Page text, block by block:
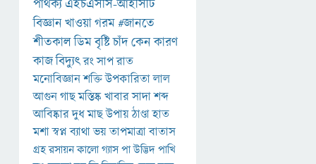
পার্থক্য এইচএসসি-আইসিটি
বিজ্ঞানখাওয়াগরম#জানতে
শীতকালডিমবৃষ্টিচাঁদকেনকারণ
কাজবিদ্যুৎরংসাপরাত
মনোবিজ্ঞানশক্তিউপকারিতালাল
আগুনগাছমস্তিষ্কখাবারসাদাশব্দ
আবিষ্কারদুধমাছউপায়ঠাণ্ডাহাত
মশাস্বপ্নব্যাথাভয়তাপমাত্রাবাতাস
গ্রহরসায়নকালোগ্যাসপাউদ্ভিদপাখি